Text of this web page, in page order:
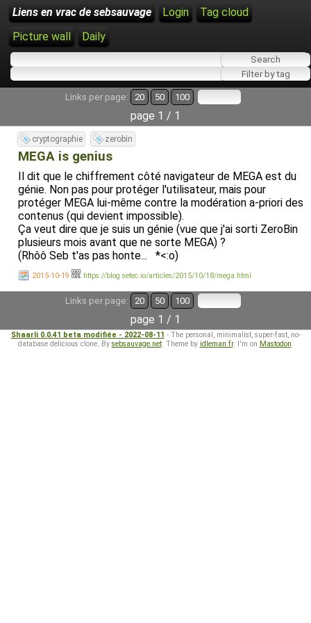
Liens en vrac de sebsauvage Login
Tag cloud
Picture wall
Daily
Links per page: 20 50 100
page 1 / 1
cryptographie zerobin
MEGA is genius
Il dit que le chiffrement côté navigateur de MEGA est du
génie. Non pas pour protéger l'utilisateur, mais pour
protéger MEGA lui-même contre la modération a-priori des
contenus (qui devient impossible).
Ça veut dire que je suis un génie (vue que j'ai sorti ZeroBin
plusieurs mois avant que ne sorte MEGA) ?
(Rhôô Seb t'as pas honte... *<:o)
2015-10-19 https://blog.setec.io/articles/2015/10/18/mega.html
Links per page: 20 50 100
page 1 / 1
Shaarli 0.0.41 beta modifiée - 2022-08-11 - The personal, minimalist, super-fast, no-
database delicious clone. By sebsauvage.net. Theme by idleman.fr. I'm on Mastodon.